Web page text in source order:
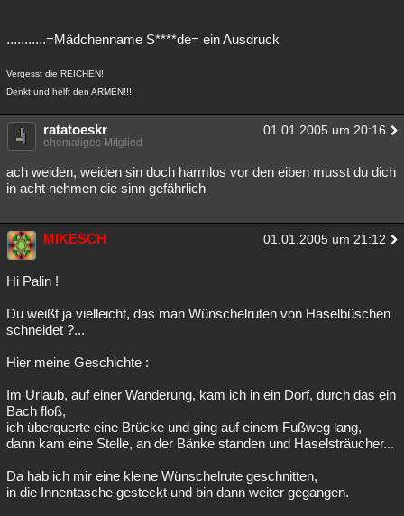
...........=Mädchenname S****de= ein Ausdruck
Vergesst die REICHEN!
Denkt und helft den ARMEN!!!
ratatoeskr 01.01.2005 um 20:16
ehemaliges Mitglied
ach weiden, weiden sin doch harmlos vor den eiben musst du dich
in acht nehmen die sinn gefährlich
MIKESCH 01.01.2005 um 21:12
Hi Palin !
Du weißt ja vielleicht, das man Wünschelruten von Haselbüschen
schneidet ?...
Hier meine Geschichte :
Im Urlaub, auf einer Wanderung, kam ich in ein Dorf, durch das ein
Bach floß,
ich überquerte eine Brücke und ging auf einem Fußweg lang,
dann kam eine Stelle, an der Bänke standen und Haselsträucher...
Da hab ich mir eine kleine Wünschelrute geschnitten,
in die Innentasche gesteckt und bin dann weiter gegangen.